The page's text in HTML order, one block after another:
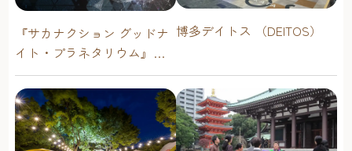
『サカナクション グッドナ
イト・プラネタリウム』が
今年も上映決定！【福岡市
科学館 ドームシアター】
2026年
博多デイトス （DEITOS）